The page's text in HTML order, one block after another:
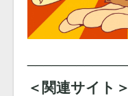
＜関連サイト＞